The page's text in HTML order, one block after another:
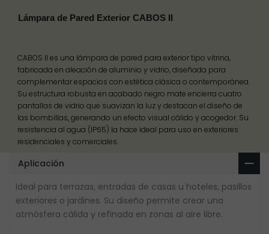
Lámpara de Pared Exterior CABOS II
CABOS II es una lámpara de pared para exterior tipo vitrina,
fabricada en aleación de aluminio y vidrio, diseñada para
complementar espacios con estética clásica o contemporánea.
Su estructura robusta en acabado negro mate encierra cuatro
pantallas de vidrio que suavizan la luz y destacan el diseño de
las bombillas, generando un efecto visual cálido y acogedor. Su
resistencia al agua (IP65) la hace ideal para uso en exteriores
residenciales y comerciales.
Aplicación
Ideal para terrazas, entradas de casas u hoteles, pasillos
exteriores o jardines. Su diseño permite crear una
atmósfera cálida y refinada en zonas al aire libre.